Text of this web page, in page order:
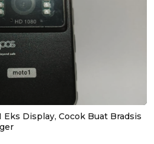
Eks Display, Cocok Buat Bradsis